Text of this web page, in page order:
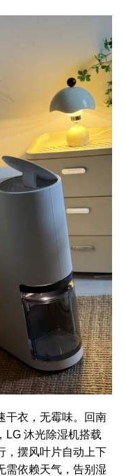
干衣，无霉味。回南
LG 沐光除湿机搭载
，摆风叶片自动上下
需依赖天气，告别湿